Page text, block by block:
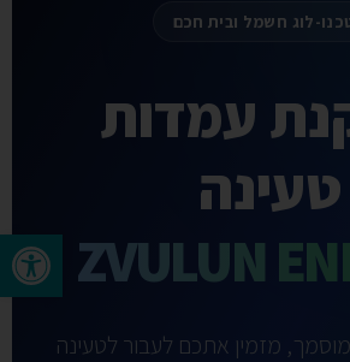
פתח
לוג חשמל ובית חכם
עמדות
טעינה
ZVULUN
מזמין אתכם לעבור לטעינה